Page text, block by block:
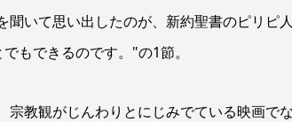
聞いて思い出したのが、新約聖書のピリピ
もできるのです。"の1節。
教観がじんわりとにじみでている映画で